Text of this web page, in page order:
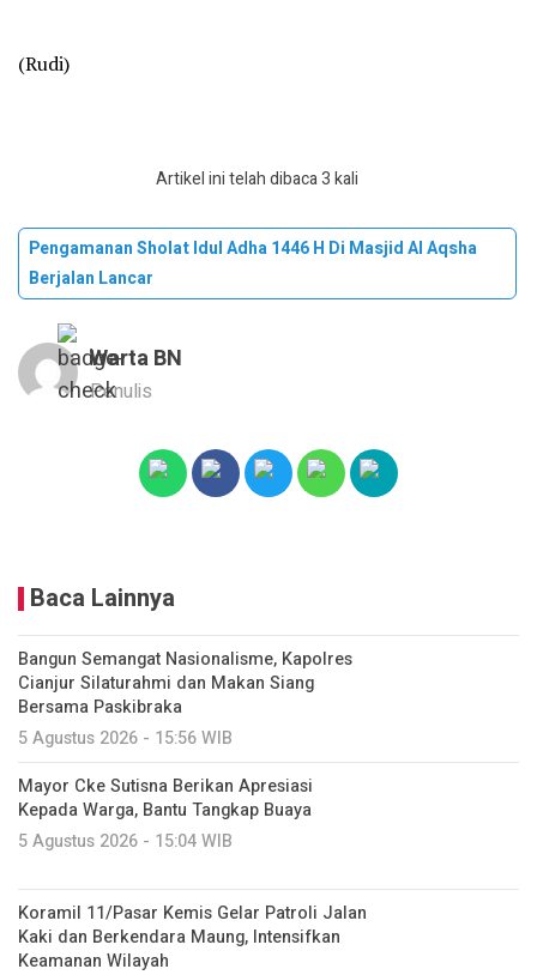
(Rudi)
Artikel ini telah dibaca 3 kali
Pengamanan Sholat Idul Adha 1446 H Di Masjid Al Aqsha
Berjalan Lancar
Warta BN
Penulis
Baca Lainnya
Bangun Semangat Nasionalisme, Kapolres
Cianjur Silaturahmi dan Makan Siang
Bersama Paskibraka
5 Agustus 2026 - 15:56 WIB
Mayor Cke Sutisna Berikan Apresiasi
Kepada Warga, Bantu Tangkap Buaya
5 Agustus 2026 - 15:04 WIB
Koramil 11/Pasar Kemis Gelar Patroli Jalan
Kaki dan Berkendara Maung, Intensifkan
Keamanan Wilayah